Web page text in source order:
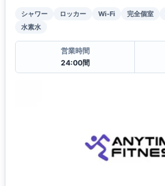
シャワー ロッカー Wi-Fi 完全個室
水素水
営業時間
24:00間